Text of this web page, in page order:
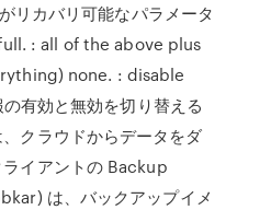
リカバリ可能なパラメータ
: all of the above plus
none. : disable
有効と無効を切り替える
クラウドからデータをダ
イアントの Backup
は、バックアップイメ